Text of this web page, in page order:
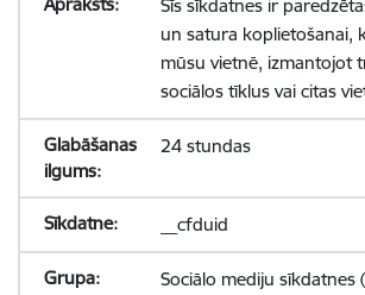
Šīs sīkdatnes ir
un satura koplietošanai,
mūsu vietnē, izmantojot
sociālos tīklus vai citas
24 stundas
__cfduid
Sociālo mediju sīkdatnes